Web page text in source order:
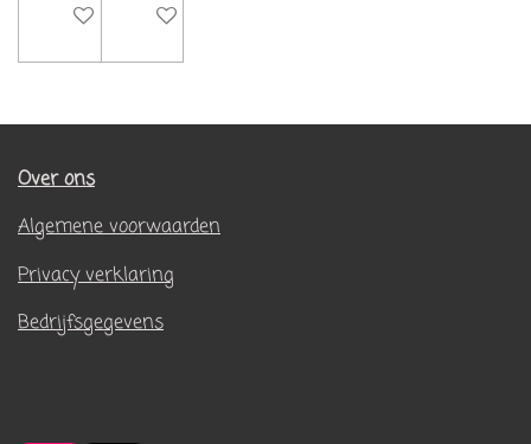
In winkelwagenIn winkelwagen
Over ons
Algemene voorwaarden
Privacy verklaring
Bedrijfsgegevens